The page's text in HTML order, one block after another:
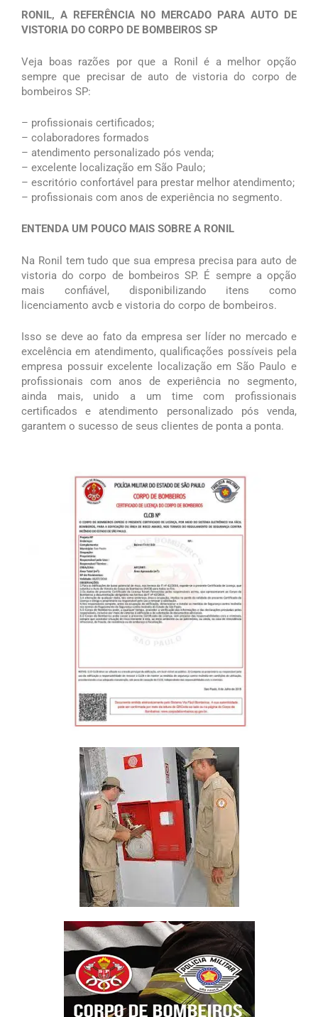
RONIL, A REFERÊNCIA NO MERCADO PARA AUTO DE
VISTORIA DO CORPO DE BOMBEIROS SP
Veja boas razões por que a Ronil é a melhor opção
sempre que precisar de auto de vistoria do corpo de
bombeiros SP:
– profissionais certificados;
– colaboradores formados
– atendimento personalizado pós venda;
– excelente localização em São Paulo;
– escritório confortável para prestar melhor atendimento;
– profissionais com anos de experiência no segmento.
ENTENDA UM POUCO MAIS SOBRE A RONIL
Na Ronil tem tudo que sua empresa precisa para auto de
vistoria do corpo de bombeiros SP. É sempre a opção
mais confiável, disponibilizando itens como
licenciamento avcb e vistoria do corpo de bombeiros.
Isso se deve ao fato da empresa ser líder no mercado e
excelência em atendimento, qualificações possíveis pela
empresa possuir excelente localização em São Paulo e
profissionais com anos de experiência no segmento,
ainda mais, unido a um time com profissionais
certificados e atendimento personalizado pós venda,
garantem o sucesso de seus clientes de ponta a ponta.